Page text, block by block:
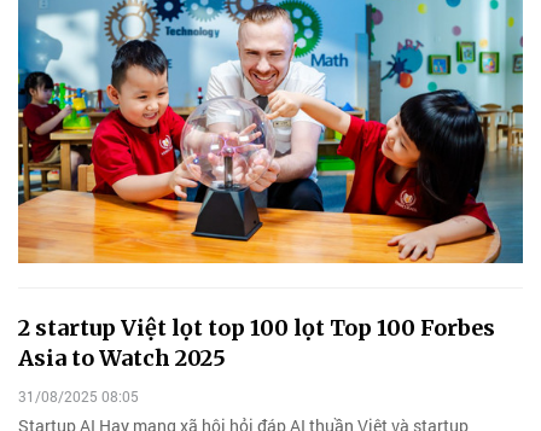
2 startup Việt lọt top 100 lọt Top 100 Forbes
Asia to Watch 2025
31/08/2025 08:05
Startup AI Hay mạng xã hội hỏi đáp AI thuần Việt và startup